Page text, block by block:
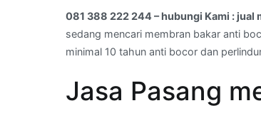
388
222
244
hubungi
081 388 222 244 – hubungi Kami : jual
sedang mencari membran bakar anti
minimal 10 tahun anti bocor dan
Jasa Pasang